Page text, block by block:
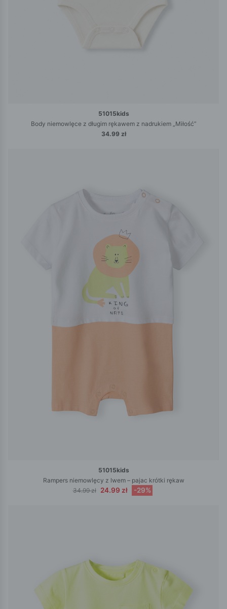
51015kids
Body niemowlęce z długim rękawem z nadrukiem „Miłość”
34.99 zł
51015kids
Rampers niemowlęcy z lwem – pajac krótki rękaw
34.99 zł
24.99 zł -29%